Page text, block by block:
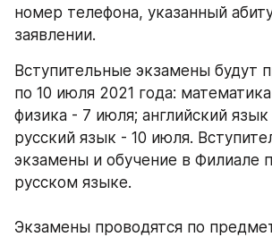
номер телефона, указанный
заявлении.
Вступительные экзамены будут
по 10 июля 2021 года:
физика - 7 июля; английский
русский язык - 10 июля.
экзамены и обучение в Филиале
русском языке.
Экзамены проводятся по